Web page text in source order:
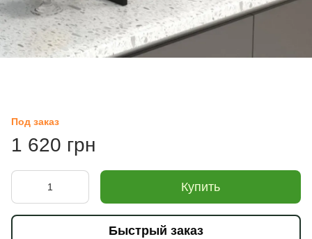
Под заказ
1 620 грн
Купить
Быстрый заказ